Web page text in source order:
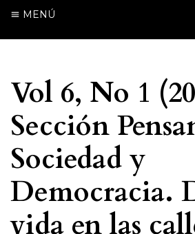
MENÚ
Vol 6, No 1
Sección
Sociedad y
Democracia.
vida en las